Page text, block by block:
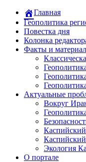
Главная
Геополитика
Повестка дня
Колонка
Факты и
Актуальные
Вокруг
Экология
О портале